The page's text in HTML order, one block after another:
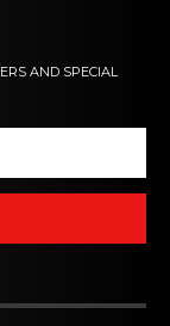
AND SPECIAL